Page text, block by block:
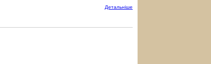
Детальнiше